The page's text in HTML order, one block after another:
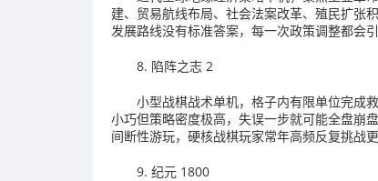
建、贸易航线布局、社会法案改革、殖民扩张
发展路线没有标准答案，每一次政策调整都会
8. 陷阵之志 2
小型战棋战术单机，格子内有限单位完成
小巧但策略密度极高，失误一步就可能全盘崩
间断性游玩，硬核战棋玩家常年高频反复挑战更
9. 纪元 1800